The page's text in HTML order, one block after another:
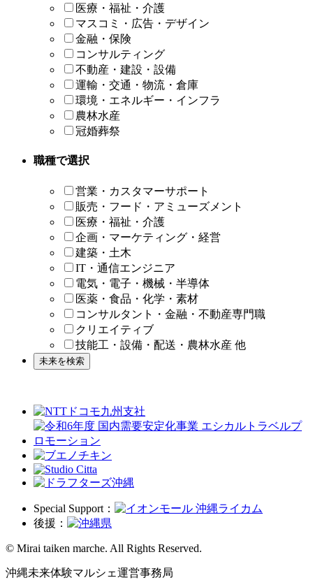
医療・福祉・介護
マスコミ・広告・デザイン
金融・保険
コンサルティング
不動産・建設・設備
運輸・交通・物流・倉庫
環境・エネルギー・インフラ
農林水産
冠婚葬祭
職種で選択
営業・カスタマーサポート
販売・フード・アミューズメント
医療・福祉・介護
企画・マーケティング・経営
建築・土木
IT・通信エンジニア
電気・電子・機械・半導体
医薬・食品・化学・素材
コンサルタント・金融・不動産専門職
クリエイティブ
技能工・設備・配送・農林水産 他
Special Support：
後援：
© Mirai taiken marche. All Rights Reserved.
沖縄未来体験マルシェ運営事務局